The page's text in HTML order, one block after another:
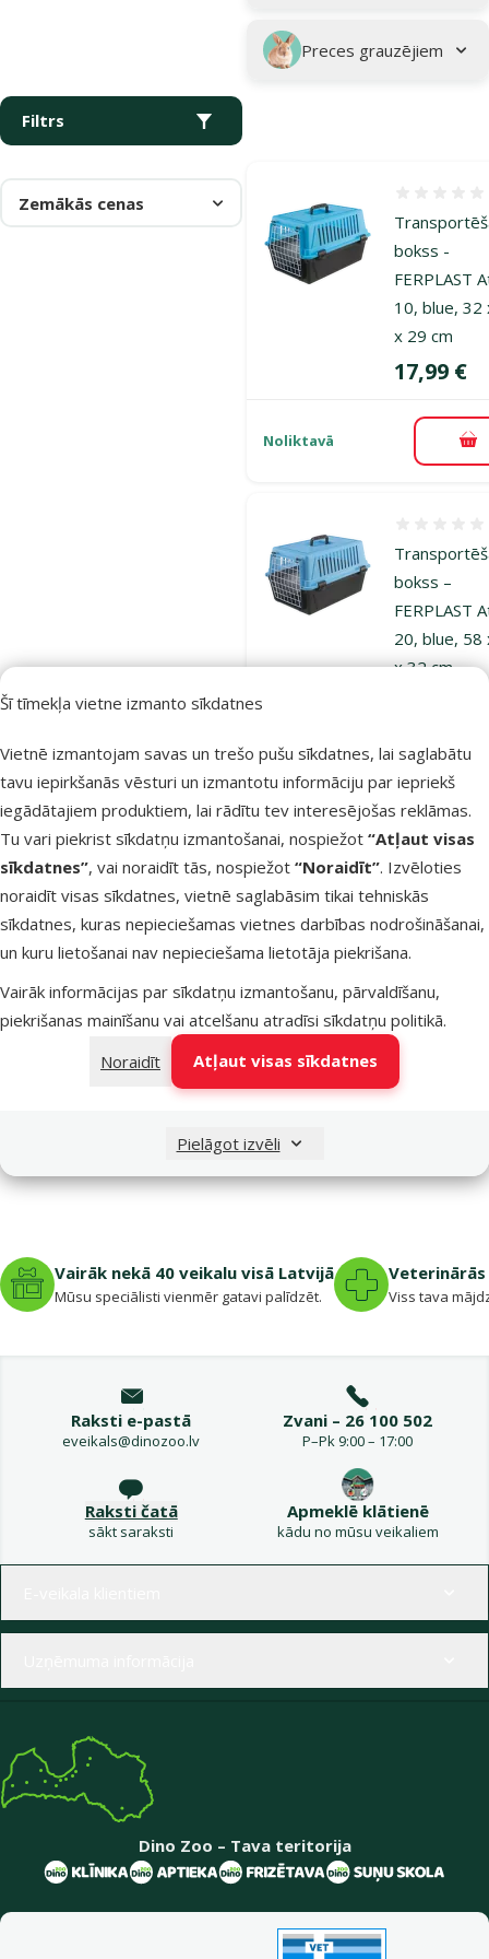
Šī tīmekļa vietne izmanto sīkdatnes
Vietnē izmantojam savas un trešo pušu sīkdatnes, lai saglabātu
tavu iepirkšanās vēsturi un izmantotu informāciju par iepriekš
iegādātajiem produktiem, lai rādītu tev interesējošas reklāmas.
Tu vari piekrist sīkdatņu izmantošanai, nospiežot “Atļaut visas
sīkdatnes”, vai noraidīt tās, nospiežot “Noraidīt”. Izvēloties
noraidīt visas sīkdatnes, vietnē saglabāsim tikai tehniskās
sīkdatnes, kuras nepieciešamas vietnes darbības nodrošināšanai,
un kuru lietošanai nav nepieciešama lietotāja piekrišana.
Vairāk informācijas par sīkdatņu izmantošanu, pārvaldīšanu,
piekrišanas mainīšanu vai atcelšanu atradīsi sīkdatņu politikā.
Noraidīt
Atļaut visas sīkdatnes
Pielāgot izvēli
Preces grauzējiem
Filtrs
Zemākās cenas
bokss -
FERPLAST
10, blue, 32
x 29 cm
Cena
17,99 €
Noliktavā
bokss –
FERPLAST
20, blue, 58
x 32 cm
Noliktavā
Bezmaksas
Būris
FERPLAST
Casita 120,
x 58 x 61
Atsauksmes
Cena
139 €
Nav pieejams
Bezmaksas
Vairāk nekā 40 veikalu visā Latvijā
Mūsu speciālisti vienmēr gatavi palīdzēt. Viss tava
Raksti e-pastā
eveikals@dinozoo.lv
Zvani – 26 100 502
P–Pk 9:00 – 17:00
Raksti čatā
sākt saraksti
Apmeklē klātienē
kādu no mūsu veikaliem
Dino Zoo – Tava teritorija